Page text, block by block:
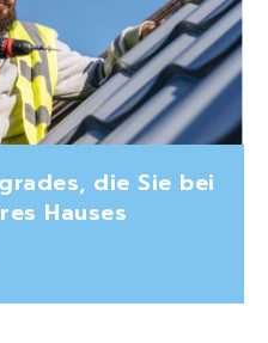
die Sie bei
Hauses